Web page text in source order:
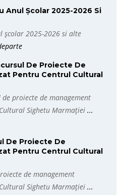
Anul Școlar 2025-2026 Si
școlar 2025-2026 si alte
De Proiecte De
Pentru Centrul Cultural
proiecte de management
Sighetu Marmației ...
De Proiecte De
Pentru Centrul Cultural
de management
Sighetu Marmației ...